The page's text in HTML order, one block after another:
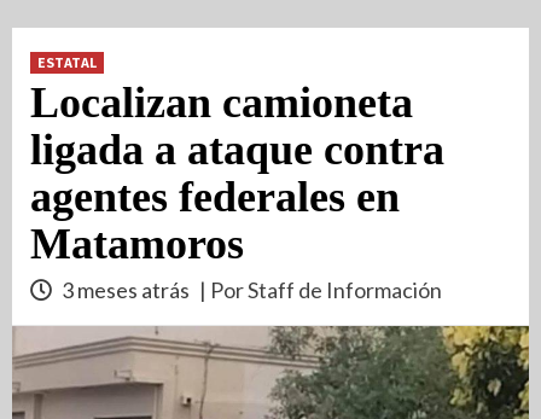
ESTATAL
Localizan camioneta
ligada a ataque contra
agentes federales en
Matamoros
3 meses atrás | Por Staff de Información